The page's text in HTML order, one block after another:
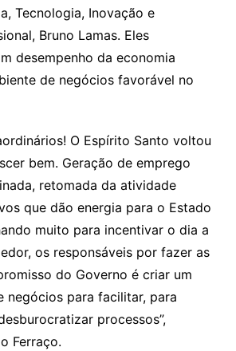
Tecnologia, Inovação e
Bruno Lamas. Eles
desempenho da economia
de negócios favorável no
O Espírito Santo voltou
bem. Geração de emprego
retomada da atividade
que dão energia para o Estado
muito para incentivar o dia a
os responsáveis por fazer as
do Governo é criar um
negócios para facilitar, para
processos”,
Ferraço.